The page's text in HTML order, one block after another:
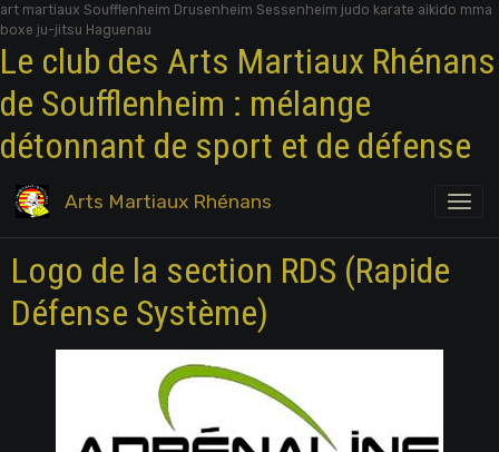
art martiaux Soufflenheim Drusenheim Sessenheim judo karate aikido mma
boxe ju-jitsu Haguenau
Le club des Arts Martiaux Rhénans
de Soufflenheim : mélange
détonnant de sport et de défense
Arts Martiaux Rhénans
Logo de la section RDS (Rapide
Défense Système)